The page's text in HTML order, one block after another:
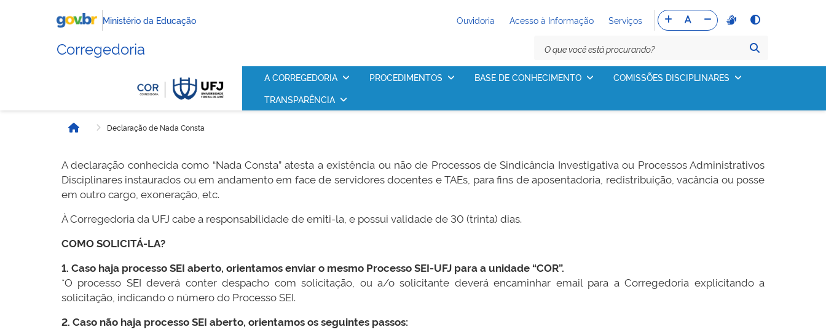
Ministério da Educação Ouvidoria Acesso à Informação Serviços
Corregedoria
A CORREGEDORIA PROCEDIMENTOS BASE DE CONHECIMENTO
COMISSÕES DISCIPLINARES
TRANSPARÊNCIA
Início Declaração de Nada Consta
A declaração conhecida como “Nada Consta” atesta a existência ou não de Processos de Sindicância Investigativa ou Processos Administrativos
Disciplinares instaurados ou em andamento em face de servidores docentes e TAEs, para fins de aposentadoria, redistribuição, vacância ou posse
em outro cargo, exoneração, etc.
À Corregedoria da UFJ cabe a responsabilidade de emiti-la, e possui validade de 30 (trinta) dias.
COMO SOLICITÁ-LA?
1. Caso haja processo SEI aberto, orientamos enviar o mesmo Processo SEI-UFJ para a unidade “COR”.
*O processo SEI deverá conter despacho com solicitação, ou a/o solicitante deverá encaminhar email para a Corregedoria explicitando a
solicitação, indicando o número do Processo SEI.
2. Caso não haja processo SEI aberto, orientamos os seguintes passos: